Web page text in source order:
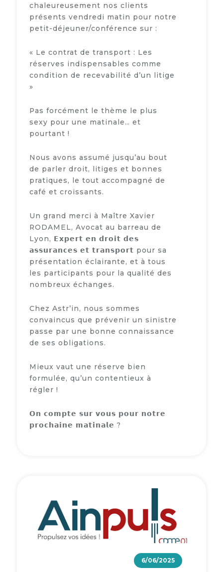
chaleureusement nos clients
présents vendredi matin pour notre
petit-déjeuner/conférence sur :
« Le contrat de transport : Les
réserves indispensables comme
condition de recevabilité d’un litige
»
Pas forcément le thème le plus
sexy pour une matinale… et
pourtant !
Nous avons assumé jusqu’au bout
de parler droit, litiges et bonnes
pratiques, le tout accompagné de
café et croissants.
Un grand merci à Maître Xavier
RODAMEL, Avocat au barreau de
Lyon, 𝗘𝘅𝗽𝗲𝗿𝘁 𝗲𝗻 𝗱𝗿𝗼𝗶𝘁 𝗱𝗲𝘀
𝗮𝘀𝘀𝘂𝗿𝗮𝗻𝗰𝗲𝘀 𝗲𝘁 𝘁𝗿𝗮𝗻𝘀𝗽𝗼𝗿𝘁 pour sa
présentation éclairante, et à tous
les participants pour la qualité des
nombreux échanges.
Chez Astr’​in, nous sommes
convaincus que prévenir un sinistre
passe par une bonne connaissance
de ses obligations.
Mieux vaut une réserve bien
formulée, qu’un contentieux à
régler !
𝗢𝗻 𝗰𝗼𝗺𝗽𝘁𝗲 𝘀𝘂𝗿 𝘃𝗼𝘂𝘀 𝗽𝗼𝘂𝗿 𝗻𝗼𝘁𝗿𝗲
𝗽𝗿𝗼𝗰𝗵𝗮𝗶𝗻𝗲 𝗺𝗮𝘁𝗶𝗻𝗮𝗹𝗲 ?
6/06/2025